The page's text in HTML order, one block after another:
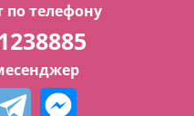
по телефону